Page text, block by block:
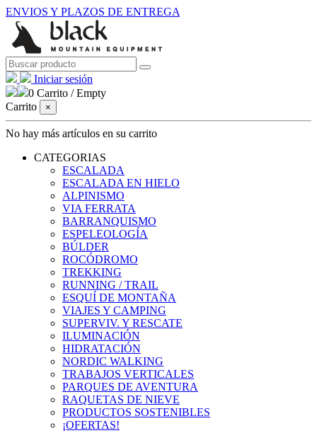
ENVIOS Y PLAZOS DE ENTREGA
Iniciar sesión
0 Carrito /Empty
Carrito
×
No hay más artículos en su carrito
CATEGORIAS
ESCALADA
ESCALADA EN HIELO
ALPINISMO
VIA FERRATA
BARRANQUISMO
ESPELEOLOGÍA
BÚLDER
ROCÓDROMO
TREKKING
RUNNING / TRAIL
ESQUÍ DE MONTAÑA
VIAJES Y CAMPING
SUPERVIV. Y RESCATE
ILUMINACIÓN
HIDRATACIÓN
NORDIC WALKING
TRABAJOS VERTICALES
PARQUES DE AVENTURA
RAQUETAS DE NIEVE
PRODUCTOS SOSTENIBLES
¡OFERTAS!